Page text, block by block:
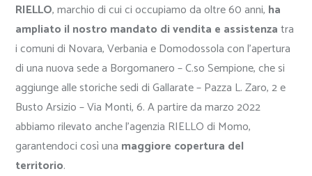
RIELLO, marchio di cui ci occupiamo da oltre 60 anni, ha
ampliato il nostro mandato di vendita e assistenzatra
i comuni di Novara, Verbania e Domodossola con l’apertura
di una nuova sede a Borgomanero – C.so Sempione, che si
aggiunge alle storiche sedi di Gallarate – Pazza L. Zaro, 2 e
Busto Arsizio – Via Monti, 6. A partire da marzo 2022
abbiamo rilevato anche l’agenzia RIELLO di Momo,
garantendoci così una maggiore copertura del
territorio.